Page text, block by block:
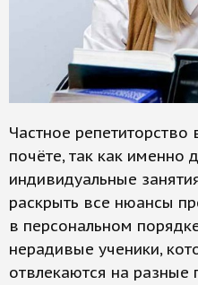
Частное
почёте, так как именно
индивидуальные
раскрыть все нюансы
в персональном
нерадивые ученики,
отвлекаются на разные